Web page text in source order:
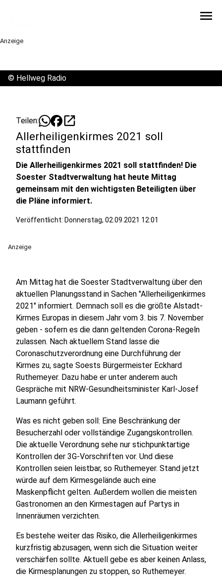
menu
Anzeige
© Hellweg Radio
Teilen: open_in_new
Allerheiligenkirmes 2021 soll
stattfinden
Die Allerheiligenkirmes 2021 soll stattfinden! Die
Soester Stadtverwaltung hat heute Mittag
gemeinsam mit den wichtigsten Beteiligten über
die Pläne informiert.
Veröffentlicht: Donnerstag, 02.09.2021 12:01
Anzeige
Am Mittag hat die Soester Stadtverwaltung über den
aktuellen Planungsstand in Sachen "Allerheiligenkirmes
2021" informiert. Demnach soll es die größte Alstadt-
Kirmes Europas in diesem Jahr vom 3. bis 7. November
geben - sofern es die dann geltenden Corona-Regeln
zulassen. Nach aktuellem Stand lasse die
Coronaschutzverordnung eine Durchführung der
Kirmes zu, sagte Soests Bürgermeister Eckhard
Ruthemeyer. Dazu habe er unter anderem auch
Gespräche mit NRW-Gesundheitsminister Karl-Josef
Laumann geführt.
Was es nicht geben soll: Eine Beschränkung der
Besucherzahl oder vollständige Zugangskontrollen.
Die aktuelle Verordnung sehe nur stichpunktartige
Kontrollen der 3G-Vorschriften vor. Und diese
Kontrollen seien leistbar, so Ruthemeyer. Stand jetzt
würde auf dem Kirmesgelände auch eine
Maskenpflicht gelten. Außerdem wollen die meisten
Gastronomen an den Kirmestagen auf Partys in
Innenräumen verzichten.
Es bestehe weiter das Risiko, die Allerheiligenkirmes
kurzfristig abzusagen, wenn sich die Situation weiter
verschärfen sollte. Aktuell gebe es aber keinen Anlass,
die Kirmesplanungen zu stoppen, so Ruthemeyer.